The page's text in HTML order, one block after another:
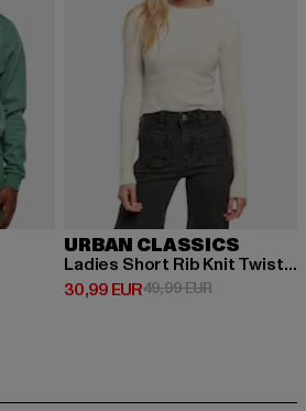
49,99 EUR
URBAN CLASSICS
Ladies Short Rib Knit Twisted Back
30,99 EUR
Derzeitiger Preis: 30,99 EUR
49,99 EURAktionspreis: